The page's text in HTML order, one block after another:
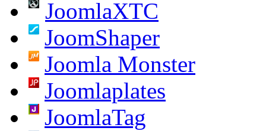
JoomlaXTC
JoomShaper
Joomla Monster
Joomlaplates
JoomlaTag